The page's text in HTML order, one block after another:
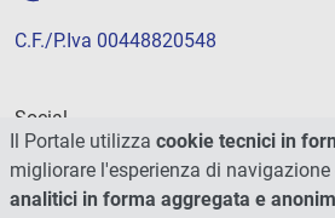
C.F./P.Iva 00448820548
Social
Il Portale utilizza cookie tecnici in
migliorare l'esperienza di navigazione
analitici in forma aggregata e